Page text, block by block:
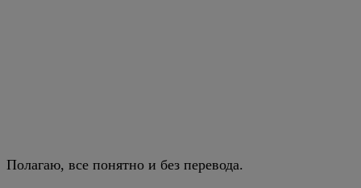
Полагаю, все понятно и без перевода.